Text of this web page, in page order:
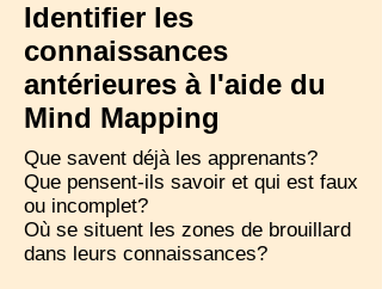
Que savent déjà les apprenants?
Que pensent-ils savoir et qui est faux
ou incomplet?
Où se situent les zones de brouillard
dans leurs connaissances?
Identifier les
connaissances
antérieures à l'aide du
Mind Mapping